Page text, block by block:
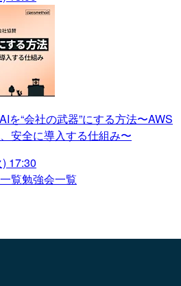
を“会社の武器”にする方法〜AWS
安全に導入する仕組み〜
17:30
覧勉強会一覧